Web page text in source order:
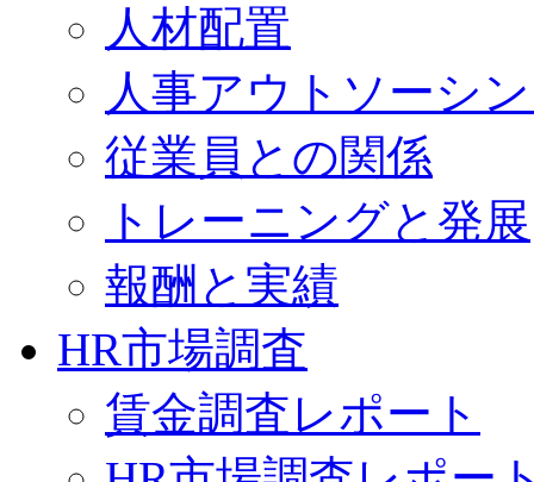
人材配置
人事アウトソーシ
従業員との関係
トレーニングと発展
報酬と実績
HR市場調査
賃金調査レポート